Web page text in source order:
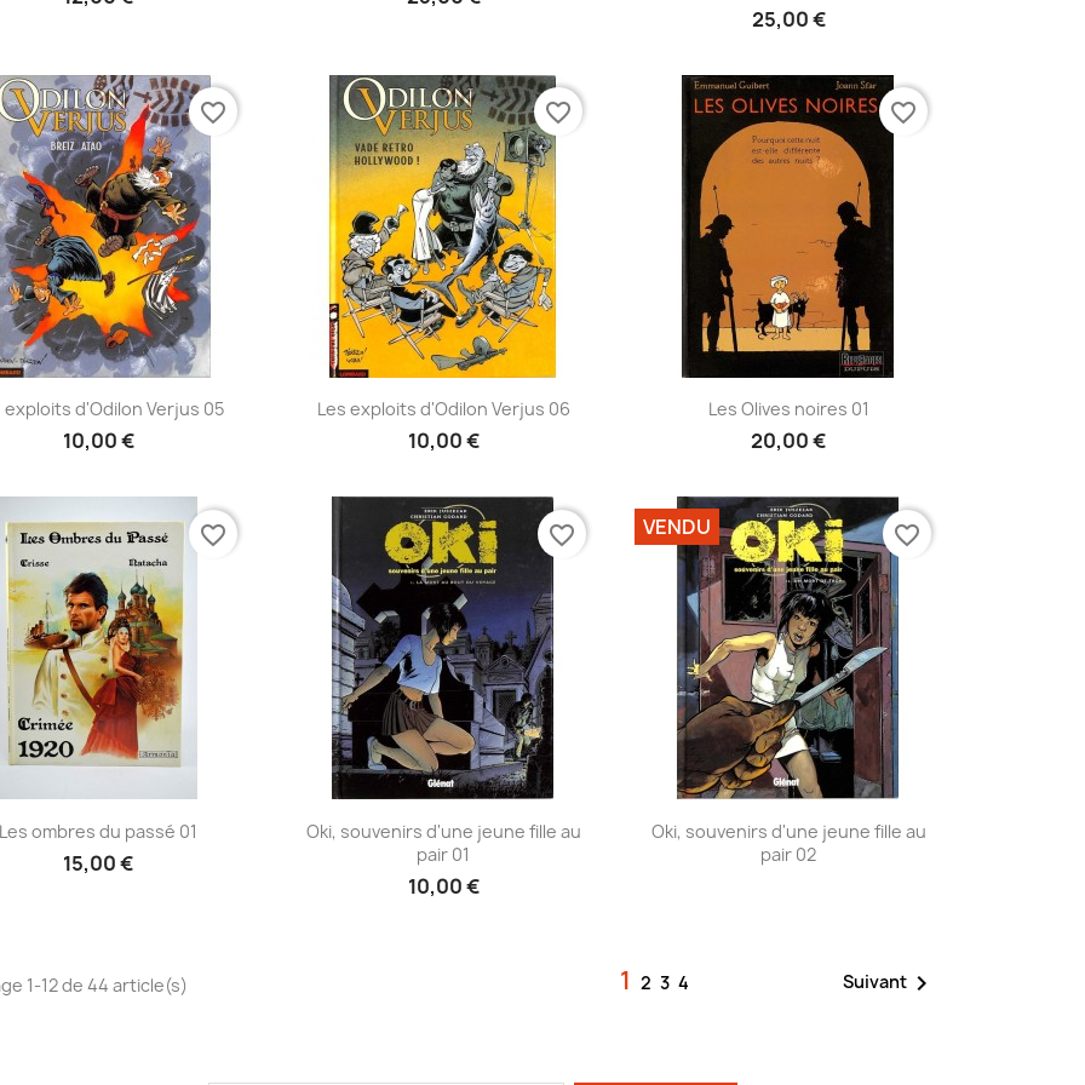
25,00 €
Aperçu rapide
exploits d'Odilon Verjus 05
10,00 €
favorite_border
Aperçu rapide
Les exploits d'Odilon Verjus 06
10,00 €
favorite_border
Aperçu rapide
Les Olives noires 01
20,00 €
favorite_border
Aperçu rapide
Les ombres du passé 01
15,00 €
favorite_border
Aperçu rapide
Oki, souvenirs d'une jeune fille au
pair 01
10,00 €
favorite_border
Aperçu rapide
Oki, souvenirs d'une jeune fille au
pair 02
VENDU favorite_border
1-12 de 44 article(s) 1234 Suivant